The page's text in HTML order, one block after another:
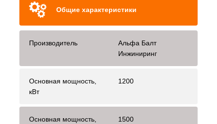
Общие характеристики
Производитель
Альфа Балт
Инжиниринг
Основная мощность,
кВт
1200
Основная мощность,
1500